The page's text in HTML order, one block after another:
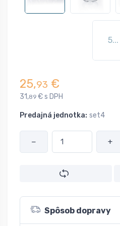
5...
25,93 €
31,89 € s DPH
Predajná jednotka: set4
− +
Spôsob dopravy